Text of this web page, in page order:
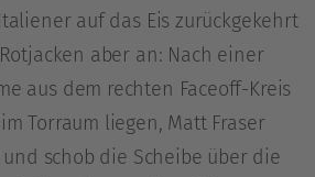
auf das Eis zurückgekehrt
aber an: Nach einer
aus dem rechten Faceoff-Kreis
Torraum liegen, Matt Fraser
schob die Scheibe über die